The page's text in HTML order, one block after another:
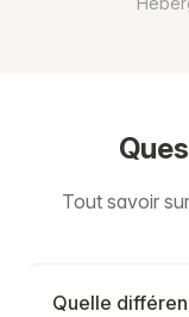
Tout savoir
Quelle